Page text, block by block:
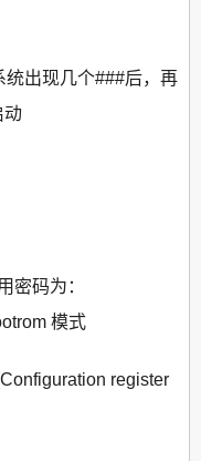
统出现几个###后，再
动
密码为：
模式
register